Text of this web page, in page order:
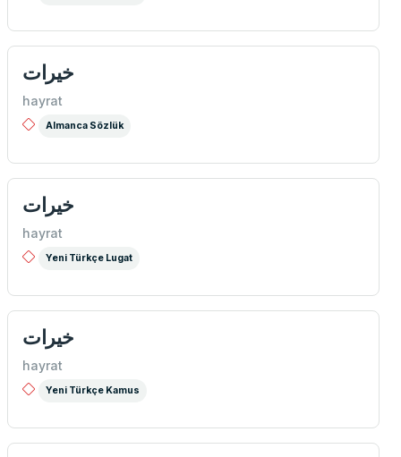
خیرات
hayrat
Almanca Sözlük
خيرات
hayrat
Yeni Türkçe Lugat
خيرات
hayrat
Yeni Türkçe Kamus